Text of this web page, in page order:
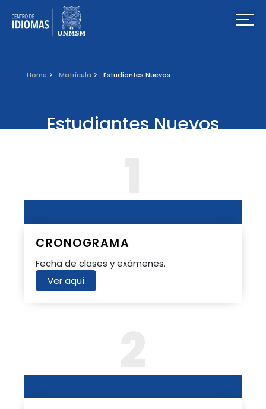
Home Matrícula Estudiantes Nuevos
Estudiantes Nuevos
CRONOGRAMA
Fecha de clases y exámenes.
Ver aquí